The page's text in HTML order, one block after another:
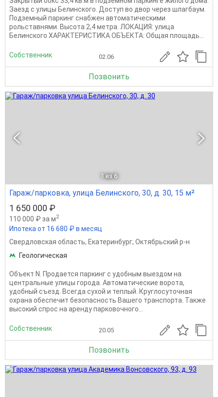
Заезд с улицы Белинского. Доступ во двор через шлагбаум.
Подземный паркинг снабжен автоматическими
рольставнями. Высота 2,4 метра. ЛОКАЦИЯ: улица
Белинского ХАРАКТЕРИСТИКА ОБЪЕКТА: Общая площадь...
Собственник 02.06
Позвонить
1 из 6
Гараж/парковка, улица Белинского, 30, д. 30, 15 м²
1 650 000 ₽
110 000 ₽ за м2
Ипотека от 16 680 ₽ в месяц
Свердловская область, Екатеринбург, Октябрьский р-н
Геологическая
Объект N. Продается паркинг с удобным выездом на
центральные улицы города. Автоматические ворота,
удобный съезд. Всегда сухой и теплый. Круглосуточная
охрана обеспечит безопасность Вашего транспорта. Также
высокий спрос на аренду парковочного...
Собственник 20.05
Позвонить